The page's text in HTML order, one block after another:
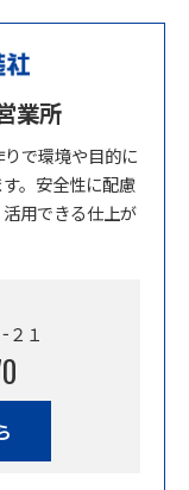
業所
で環境や目的に
。安全性に配慮
用できる仕上が
１